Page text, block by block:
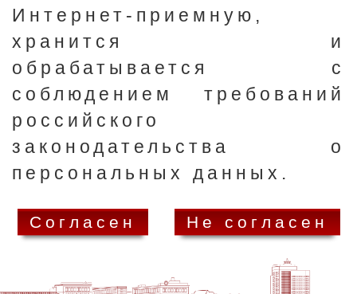
Интернет-приемную,
хранится и
обрабатывается с
соблюдением требований
российского
законодательства о
персональных данных.
Согласен Не согласен